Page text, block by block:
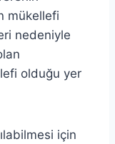
mükellefi
nedeniyle
olduğu yer
için